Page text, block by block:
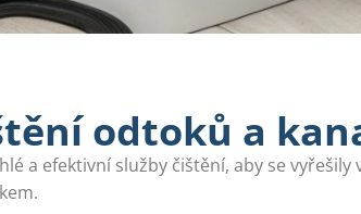
odtoků a
a efektivní služby čištění, aby se vyřešily